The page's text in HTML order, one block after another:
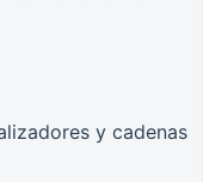
y cadenas